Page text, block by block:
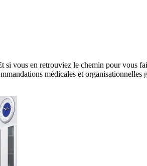
si vous en retrouviez le chemin pour vous
médicales et organisationnelles